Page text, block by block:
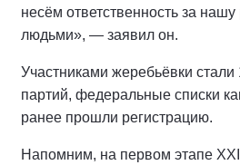
несём ответственность за
людьми», — заявил он.
Участниками жеребьёвки стали
партий, федеральные списки
ранее прошли регистрацию.
Напомним, на первом этапе